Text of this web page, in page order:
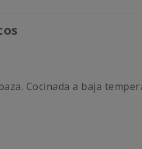
Cocinada a baja